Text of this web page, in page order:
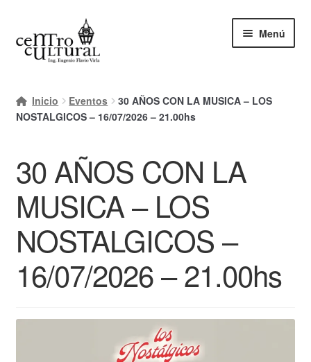
a
al
contenido
Menú
Mi cuenta
Finalizar compra
Ayuda Rapida
Inicio Eventos
30 AÑOS CON LA MUSICA – LOS
NOSTALGICOS – 16/07/2026 – 21.00hs
30 AÑOS CON LA
MUSICA – LOS
NOSTALGICOS –
16/07/2026 – 21.00hs